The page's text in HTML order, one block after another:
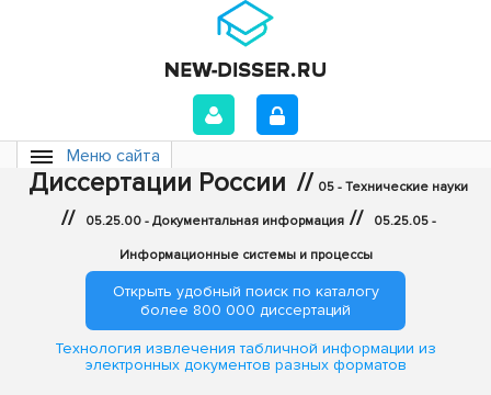
Меню сайта
Диссертации России // 05 - Технические науки
// 05.25.00 - Документальная информация // 05.25.05 -
Информационные системы и процессы
Открыть удобный поиск по каталогу
более 800 000 диссертаций
Технология извлечения табличной информации из
электронных документов разных форматов